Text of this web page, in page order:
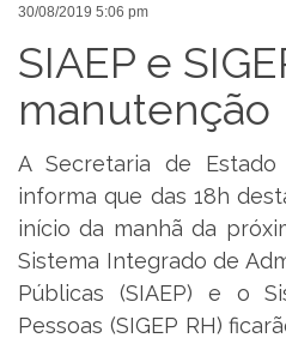
30/08/2019 5:06 pm
SIAEP e
manutenção
A Secretaria de Estado
informa que das 18h
início da manhã da
Sistema Integrado de
Públicas (SIAEP) e o
Pessoas (SIGEP RH)